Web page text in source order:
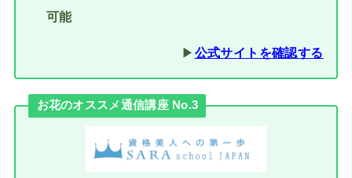
可能
▶︎ 公式サイトを確認する
お花のオススメ通信講座 No.3